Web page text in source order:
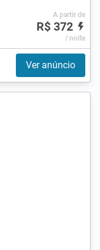
A partir de
R$ 372
/ noite
Ver anúncio